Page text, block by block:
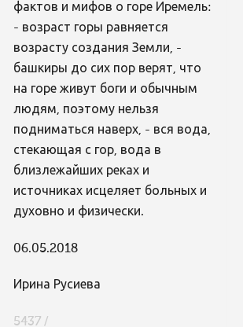
фактов и мифов о горе Иремель:
- возраст горы равняется
возрасту создания Земли, -
башкиры до сих пор верят, что
на горе живут боги и обычным
людям, поэтому нельзя
подниматься наверх, - вся вода,
стекающая с гор, вода в
близлежайших реках и
источниках исцеляет больных и
духовно и физически.
06.05.2018
Ирина Русиева
5437 /